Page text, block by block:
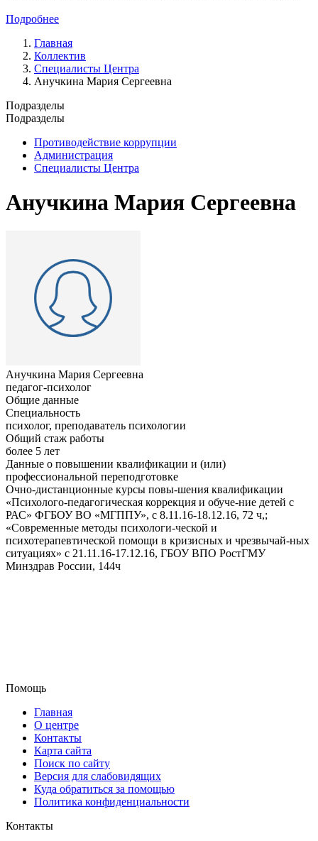
Подробнее
Главная
Коллектив
Специалисты Центра
Анучкина Мария Сергеевна
Подразделы
Подразделы
Противодействие коррупции
Администрация
Специалисты Центра
Анучкина Мария Сергеевна
Анучкина Мария Сергеевна
педагог-психолог
Общие данные
Специальность
психолог, преподаватель психологии
Общий стаж работы
более 5 лет
Данные о повышении квалификации и (или)
профессиональной переподготовке
Очно-дистанционные курсы повы-шения квалификации
«Психолого-педагогическая коррекция и обуче-ние детей с
РАС» ФГБОУ ВО «МГППУ», с 8.11.16-18.12.16, 72 ч,;
«Современные методы психологи-ческой и
психотерапевтической помощи в кризисных и чрезвычай-ных
ситуациях» с 21.11.16-17.12.16, ГБОУ ВПО РостГМУ
Минздрав России, 144ч
Помощь
Главная
О центре
Контакты
Карта сайта
Поиск по сайту
Версия для слабовидящих
Куда обратиться за помощью
Политика конфиденциальности
Контакты